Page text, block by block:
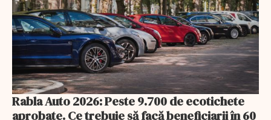
Rabla Auto 2026: Peste 9.700 de ecotichete
aprobate. Ce trebuie să facă beneficiarii în 60